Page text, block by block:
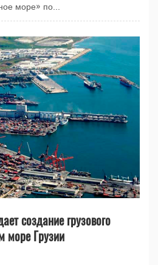
море» по...
создание грузового
море Грузии